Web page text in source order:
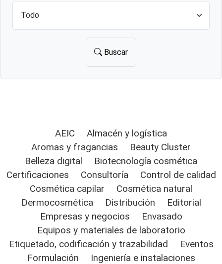
Buscar
AEIC
Almacén y logística
Aromas y fragancias
Beauty Cluster
Belleza digital
Biotecnología cosmética
Certificaciones
Consultoría
Control de calidad
Cosmética capilar
Cosmética natural
Dermocosmética
Distribución
Editorial
Empresas y negocios
Envasado
Equipos y materiales de laboratorio
Etiquetado, codificación y trazabilidad
Eventos
Formulación
Ingeniería e instalaciones